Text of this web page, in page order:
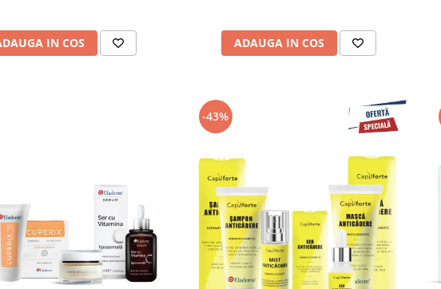
IN COS ADAUGA IN COS
-43%